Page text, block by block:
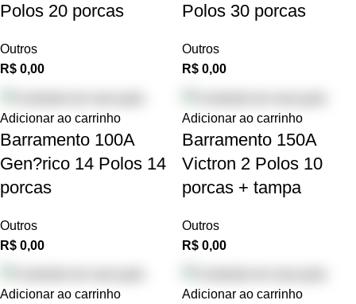
Polos 20 porcas
Outros
R$ 0,00
Polos 30 porcas
Outros
R$ 0,00
Adicionar ao carrinho
Barramento 100A
Gen?rico 14 Polos 14
porcas
Outros
R$ 0,00
Adicionar ao carrinho
Barramento 150A
Victron 2 Polos 10
porcas + tampa
Outros
R$ 0,00
Adicionar ao carrinho Adicionar ao carrinho